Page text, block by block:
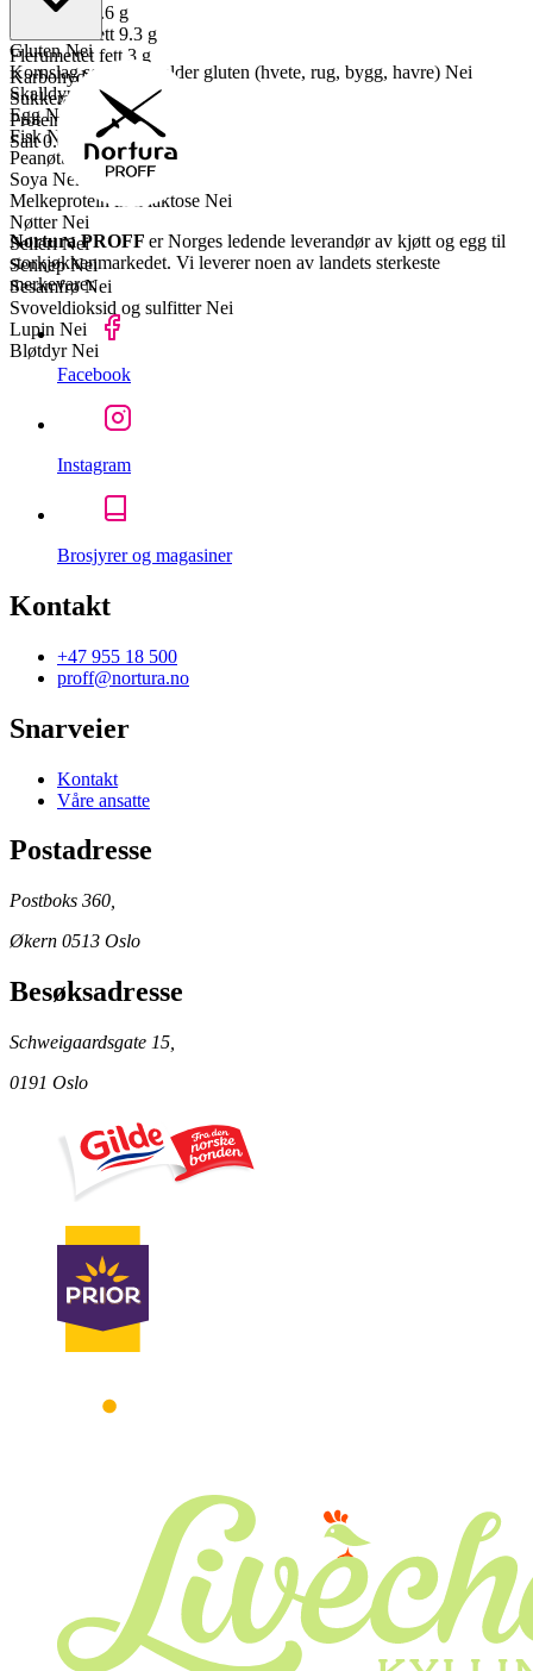
Mettet fett
7.6 g
Enumettet fett 9.3 g
Flerumettet fett 3 g
Karbohydrater
Sukkerarter
0 g
Proteiner
15 g
Salt 0.8 g
Gluten Nei
Kornslag som inneholder gluten (hvete, rug, bygg, havre) Nei
Skalldyr
Nei
Egg Nei
Fisk Nei
Peanøtter
Nei
Soya Nei
Melkeprotein inkl laktose Nei
Nøtter Nei
Selleri Nei
Sennep Nei
Sesamfrø Nei
Svoveldioksid og sulfitter Nei
Lupin Nei
Bløtdyr Nei
Nortura PROFF er Norges ledende leverandør av kjøtt og egg til
storkjøkkenmarkedet. Vi leverer noen av landets sterkeste
merkevarer.
Facebook
Instagram
Brosjyrer og magasiner
Kontakt
+47 955 18 500
proff@nortura.no
Snarveier
Kontakt
Våre ansatte
Postadresse
Postboks 360,
Økern 0513 Oslo
Besøksadresse
Schweigaardsgate 15,
0191 Oslo